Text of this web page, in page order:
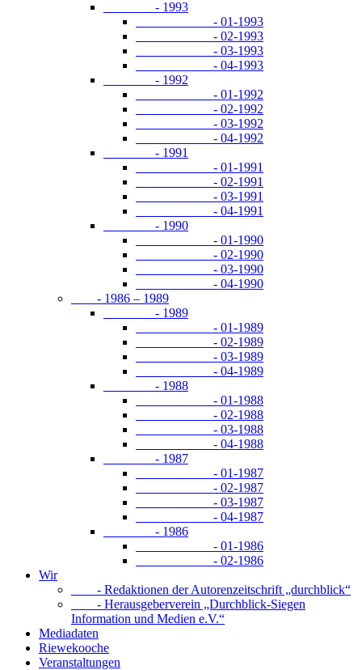
- 1993
- 01-1993
- 02-1993
- 03-1993
- 04-1993
- 1992
- 01-1992
- 02-1992
- 03-1992
- 04-1992
- 1991
- 01-1991
- 02-1991
- 03-1991
- 04-1991
- 1990
- 01-1990
- 02-1990
- 03-1990
- 04-1990
- 1986 – 1989
- 1989
- 01-1989
- 02-1989
- 03-1989
- 04-1989
- 1988
- 01-1988
- 02-1988
- 03-1988
- 04-1988
- 1987
- 01-1987
- 02-1987
- 03-1987
- 04-1987
- 1986
- 01-1986
- 02-1986
Wir
- Redaktionen der Autorenzeitschrift „durchblick“
- Herausgeberverein „Durchblick-Siegen
Information und Medien e.V.“
Mediadaten
Riewekooche
Veranstaltungen